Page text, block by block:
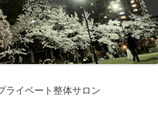
ライベート整体サロン